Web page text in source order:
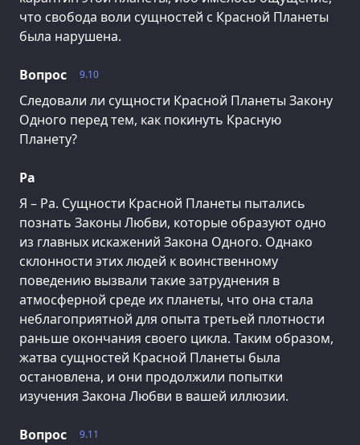
что свобода воли сущностей с Красной Планеты
была нарушена.
9.10
Вопрос
Следовали ли сущности Красной Планеты Закону
Одного перед тем, как покинуть Красную
Планету?
Ра
Я – Ра. Сущности Красной Планеты пытались
познать Законы Любви, которые образуют одно
из главных искажений Закона Одного. Однако
склонности этих людей к воинственному
поведению вызвали такие затруднения в
атмосферной среде их планеты, что она стала
неблагоприятной для опыта третьей плотности
раньше окончания своего цикла. Таким образом,
жатва сущностей Красной Планеты была
остановлена, и они продолжили попытки
изучения Закона Любви в вашей иллюзии.
9.11
Вопрос